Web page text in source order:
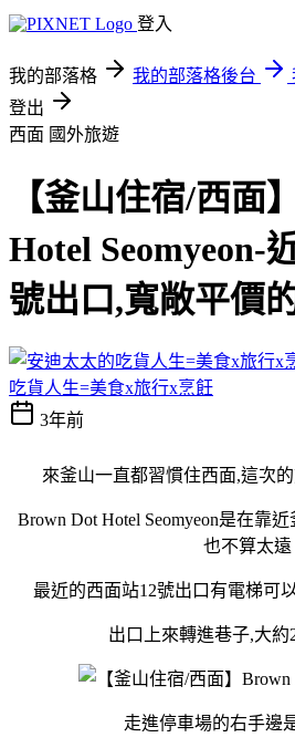
登入
我的部落格 我的部落格後台
登出
西面 國外旅遊
【釜山住宿/西面
Hotel Seomyeon-
號出口,寬敞平價
吃貨人生=美食x旅行x烹飪
3年前
來釜山一直都習慣住西面,這次
Brown Dot Hotel Seomyeon是在靠
也不算太遠
最近的西面站12號出口有電梯可
出口上來轉進巷子,大約
走進停車場的右手邊